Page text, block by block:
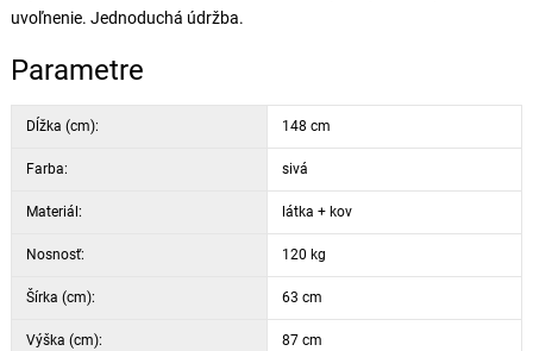
uvoľnenie. Jednoduchá údržba.
Parametre
Dĺžka (cm): 148 cm
Farba: sivá
Materiál: látka + kov
Nosnosť: 120 kg
Šírka (cm): 63 cm
Výška (cm): 87 cm